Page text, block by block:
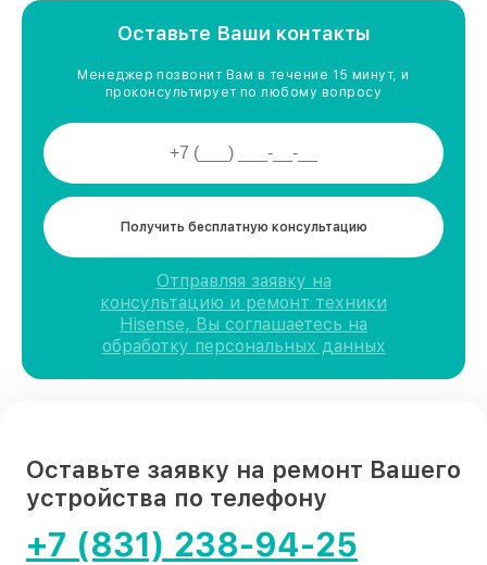
Оставьте Ваши контакты
Менеджер позвонит Вам в течение 15 минут, и
проконсультирует по любому вопросу
Получить бесплатную консультацию
Отправляя заявку на
консультацию и ремонт техники
Hisense, Вы соглашаетесь на
обработку персональных данных
Оставьте заявку на ремонт Вашего
устройства по телефону
+7 (831) 238-94-25